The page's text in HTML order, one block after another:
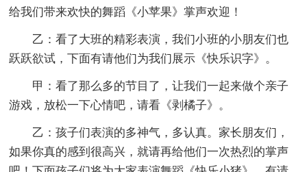
给我们带来欢快的舞蹈《小苹果》掌声欢迎！
乙：看了大班的精彩表演，我们小班的小朋友们也
跃跃欲试，下面有请他们为我们展示《快乐识字》。
甲：看了那么多的节目了，让我们一起来做个亲子
游戏，放松一下心情吧，请看《剥橘子》。
乙：孩子们表演的多神气，多认真。家长朋友们，
如果你真的感到很高兴，就请再给他们一次热烈的掌声